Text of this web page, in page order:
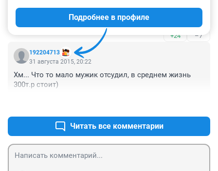
за эти деньги сейчас и похороны то нормально не
+24 –7
192204713
Подробнее в профиле
31 августа 2015, 20:22
Хм... Что то мало мужик отсудил, в среднем жизнь
300т.р стоит)
Читать все комментарии